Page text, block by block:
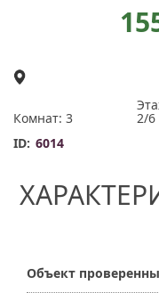
Комнат: 3 2/6
ID: 6014
Объект